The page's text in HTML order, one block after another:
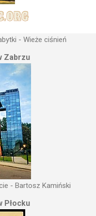
- Wieże ciśnień
Zabrzu
- Bartosz Kamiński
Płocku